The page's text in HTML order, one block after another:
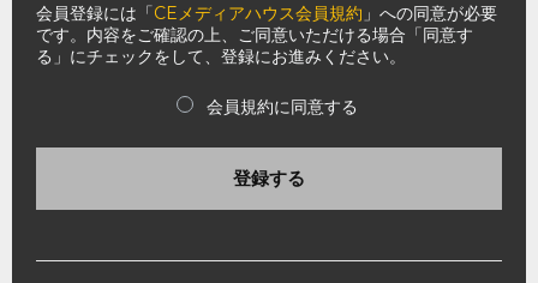
会員登録には「CEメディアハウス会員規約 」への同意が必要
です。内容をご確認の上、ご同意いただける場合「同意す
る」にチェックをして、登録にお進みください。
会員規約に同意する
登録する